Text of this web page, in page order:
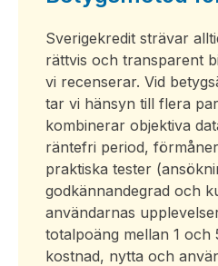
Sverigekredit strävar
rättvis och transparent
vi recenserar. Vid
tar vi hänsyn till flera
kombinerar objektiva
räntefri period,
praktiska tester
godkännandegrad och
användarnas
totalpoäng mellan 1 och
kostnad, nytta och